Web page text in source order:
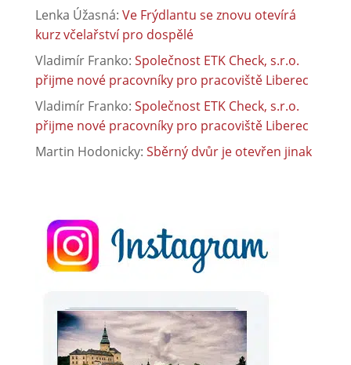
Lenka Úžasná: Ve Frýdlantu se znovu otevírá
kurz včelařství pro dospělé
Vladimír Franko: Společnost ETK Check, s.r.o.
přijme nové pracovníky pro pracoviště Liberec
Vladimír Franko: Společnost ETK Check, s.r.o.
přijme nové pracovníky pro pracoviště Liberec
Martin Hodonicky: Sběrný dvůr je otevřen jinak